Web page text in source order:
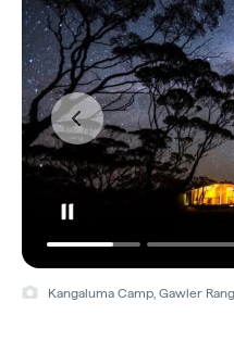
Kangaluma Camp, Gawler